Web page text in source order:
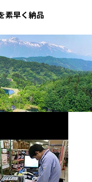
素早く納品